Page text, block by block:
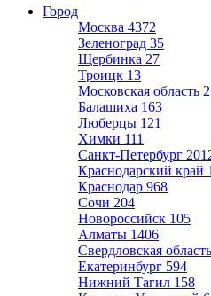
Город
Москва 4372
Зеленоград 35
Щербинка 27
Троицк 13
Московская область
Балашиха 163
Люберцы 121
Химки 111
Санкт-Петербург
Краснодарский край
Краснодар 968
Сочи 204
Новороссийск 105
Алматы 1406
Свердловская область
Екатеринбург 594
Нижний Тагил 158